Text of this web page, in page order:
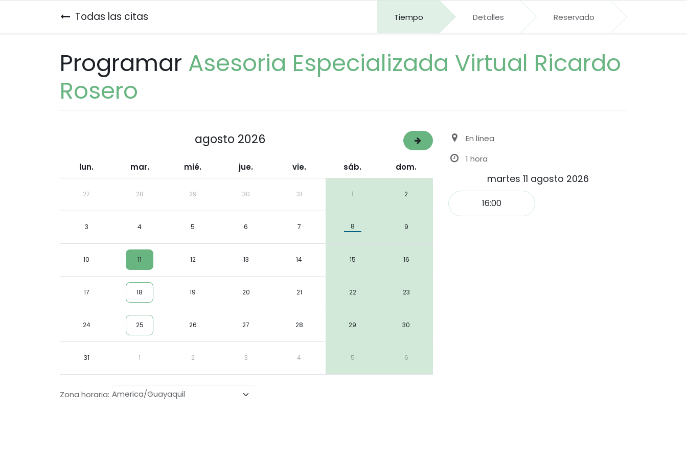
Todas las citas Tiempo Detalles Reservado
Programar Asesoria Especializada Virtual Ricardo
Rosero
agosto 2026
lun. mar. mié. jue. vie. sáb. dom.
27 28 29 30 31 1 2
3 4 5 6 7 8 9
10 11 12 13 14 15 16
17 18 19 20 21 22 23
24 25 26 27 28 29 30
31 1 2 3 4 5 6
Zona horaria:
En línea
1 hora
martes 11 agosto 2026
16:00